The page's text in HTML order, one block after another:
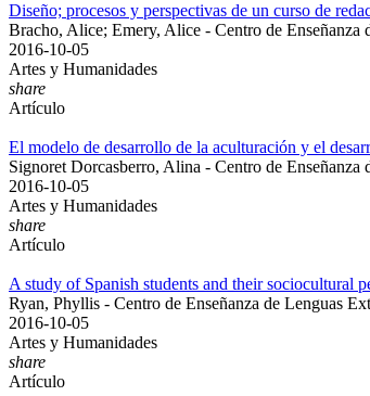
Diseño; procesos y perspectivas de un curso de
Bracho, Alice; Emery, Alice - Centro de
2016-10-05
Artes y Humanidades
share
Artículo
El modelo de desarrollo de la aculturación y el
Signoret Dorcasberro, Alina - Centro de
2016-10-05
Artes y Humanidades
share
Artículo
A study of Spanish students and their sociocultural
Ryan, Phyllis - Centro de Enseñanza de Lenguas
2016-10-05
Artes y Humanidades
share
Artículo